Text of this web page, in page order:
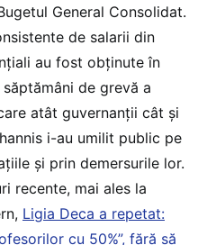
General Consolidat.
de salarii din
au fost obținute în
de grevă a
atât guvernanții cât și
i-au umilit public pe
și prin demersurile lor.
recente, mai ales la
Ligia Deca a repetat:
cu 50%”, fără să